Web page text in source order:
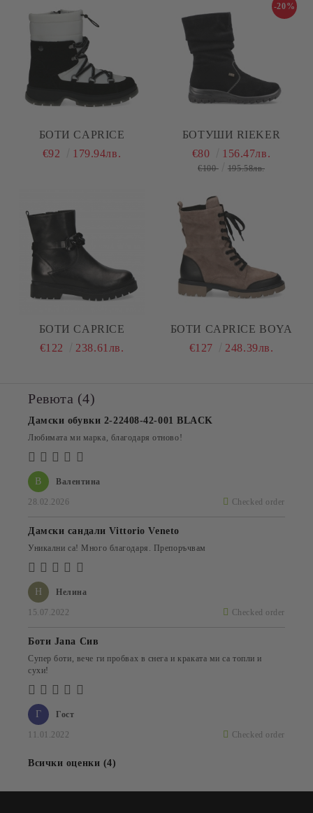
БОТИ CAPRICE
€92
179.94лв.
БОТУШИ RIEKER
-20%
€80 156.47лв.
€100 195.58лв.
БОТИ CAPRICE
€122
238.61лв.
БОТИ CAPRICE BOYA
€127
248.39лв.
Ревюта (4)
В Валентина
28.02.2026 Checked order
Дамски обувки 2-22408-42-001 BLACK
Любимата ми марка, благодаря отново!
Н Нелина
15.07.2022 Checked order
Дамски сандали Vittorio Veneto
Уникални са! Много благодаря. Препоръчвам
Г Гост
11.01.2022 Checked order
Боти Jana Сив
Супер боти, вече ги пробвах в снега и краката ми са топли и
сухи!
Всички оценки (4)